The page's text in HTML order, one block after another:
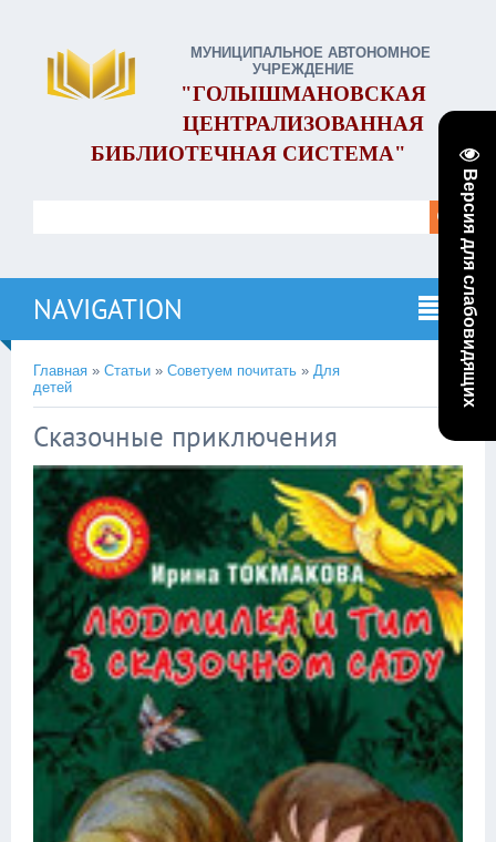
Версия для слабовидящих
МУНИЦИПАЛЬНОЕ АВТОНОМНОЕ
УЧРЕЖДЕНИЕ
"ГОЛЫШМАНОВСКАЯ
ЦЕНТРАЛИЗОВАННАЯ
БИБЛИОТЕЧНАЯ СИСТЕМА"
NAVIGATION
Главная » Статьи » Советуем почитать » Для
детей
Сказочные приключения